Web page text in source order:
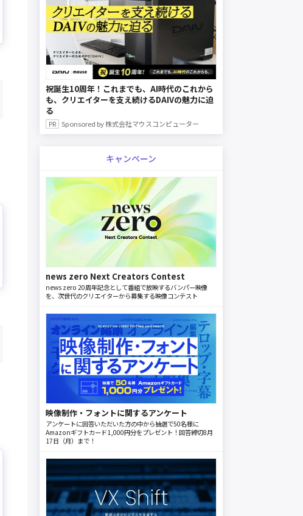
祝誕生10周年！これまでも、AI時代のこれから
も、クリエイターを支え続けるDAIVの魅力に迫
る
Sponsored by 株式会社マウスコンピューター
キャンペーン
news zero Next Creators Contest
news zero 20周年記念として番組で放映するバンパー映像
を、次世代のクリエイターから募集する映像コンテスト
映像制作・フォントに関するアンケート
アンケートに回答いただいた方の中から抽選で50名様に
Amazonギフトカード1,000円分をプレゼント！回答締切8月
17日（月）まで！